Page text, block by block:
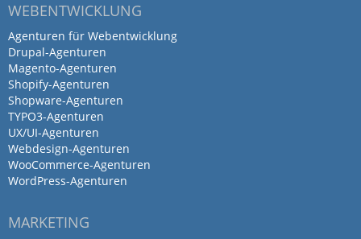
WEBENTWICKLUNG
Agenturen für Webentwicklung
Drupal-Agenturen
Magento-Agenturen
Shopify-Agenturen
Shopware-Agenturen
TYPO3-Agenturen
UX/UI-Agenturen
Webdesign-Agenturen
WooCommerce-Agenturen
WordPress-Agenturen
MARKETING